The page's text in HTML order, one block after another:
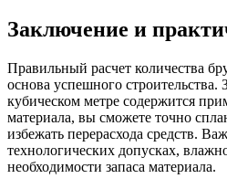
Заключение и
Правильный расчет количества
основа успешного строительства.
кубическом метре содержится
материала, вы сможете точно
избежать перерасхода средств.
технологических допусках,
необходимости запаса материала.